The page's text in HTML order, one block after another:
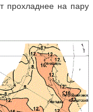
прохладнее на пару